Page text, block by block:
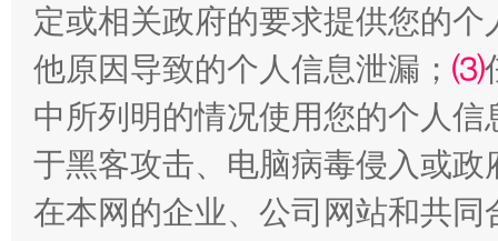
受贿1.44亿！段成刚被判无期 从幼
定或相关政府的要求提供您的个
他原因导致的个人信息泄漏； ⑶
中所列明的情况使用您的个人
于黑客攻击、电脑病毒侵入或
在本网的企业、公司网站和共